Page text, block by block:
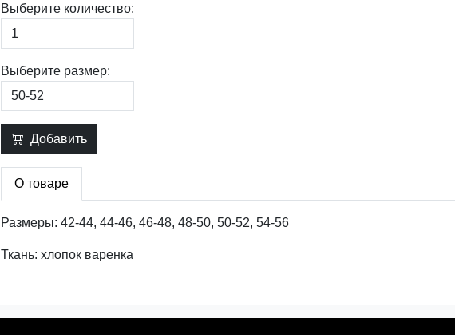
Выберите количество:
Выберите размер:
Добавить
О товаре
Размеры: 42-44, 44-46, 46-48, 48-50, 50-52, 54-56
Ткань: хлопок варенка